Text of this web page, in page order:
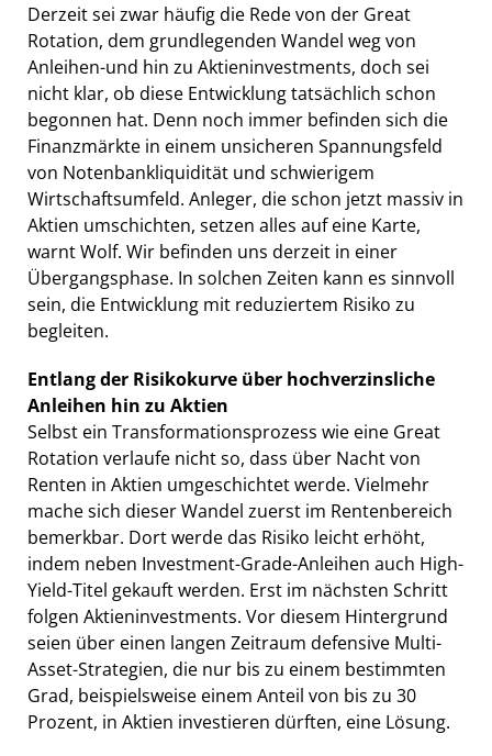
Derzeit sei zwar häufig die Rede von der Great
Rotation, dem grundlegenden Wandel weg von
Anleihen-und hin zu Aktieninvestments, doch sei
nicht klar, ob diese Entwicklung tatsächlich schon
begonnen hat. Denn noch immer befinden sich die
Finanzmärkte in einem unsicheren Spannungsfeld
von Notenbankliquidität und schwierigem
Wirtschaftsumfeld. Anleger, die schon jetzt massiv in
Aktien umschichten, setzen alles auf eine Karte,
warnt Wolf. Wir befinden uns derzeit in einer
Übergangsphase. In solchen Zeiten kann es sinnvoll
sein, die Entwicklung mit reduziertem Risiko zu
begleiten.
Entlang der Risikokurve über hochverzinsliche
Anleihen hin zu Aktien
Selbst ein Transformationsprozess wie eine Great
Rotation verlaufe nicht so, dass über Nacht von
Renten in Aktien umgeschichtet werde. Vielmehr
mache sich dieser Wandel zuerst im Rentenbereich
bemerkbar. Dort werde das Risiko leicht erhöht,
indem neben Investment-Grade-Anleihen auch High-
Yield-Titel gekauft werden. Erst im nächsten Schritt
folgen Aktieninvestments. Vor diesem Hintergrund
seien über einen langen Zeitraum defensive Multi-
Asset-Strategien, die nur bis zu einem bestimmten
Grad, beispielsweise einem Anteil von bis zu 30
Prozent, in Aktien investieren dürften, eine Lösung.